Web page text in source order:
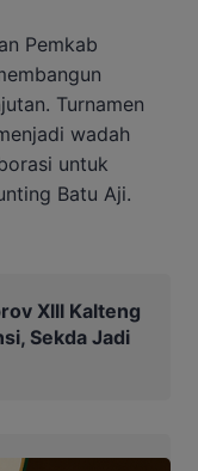
Pemkab
Turnamen
wadah
untuk
Batu Aji.
Xlll Kalteng
Sekda Jadi